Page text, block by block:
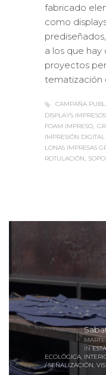
fabricado
como
a los que hay
proyectos
tematización
CAMPAÑA
DISPLAYS IMPRESOS
FOAM IMPRESO
IMPRESIÓN
LONAS IMPRESAS
ROTULACIÓN
IN
ECOLÓGICA,
/ SEÑALIZACIÓN,